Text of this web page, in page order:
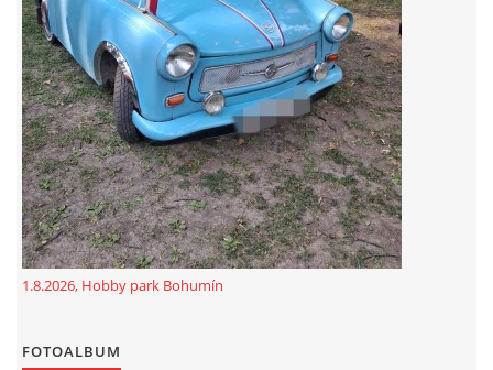
GDPR
oldfiatclub@seznam.cz |RSS
1.8.2026, Hobby park Bohumín
FOTOALBUM